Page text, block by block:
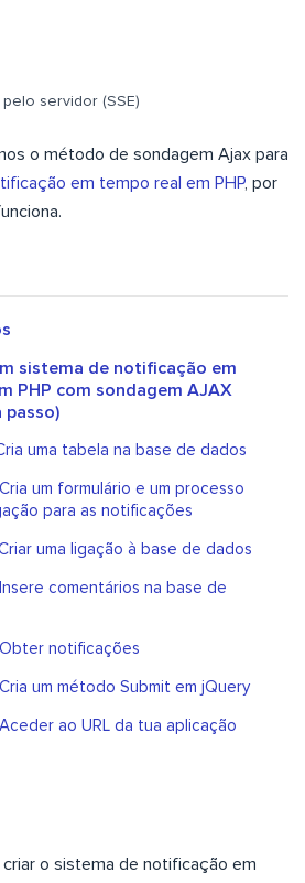
servidor (SSE)
o método de sondagem Ajax para
em tempo real em PHP, por
sistema de notificação em
PHP com sondagem AJAX
passo)
uma tabela na base de dados
um formulário e um processo
para as notificações
uma ligação à base de dados
comentários na base de
Obter notificações
um método Submit em jQuery
ao URL da tua aplicação
criar o sistema de notificação em